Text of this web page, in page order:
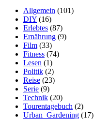
Allgemein (101)
DIY (16)
Erlebtes (87)
Ernährung (9)
Film (33)
Fitness (74)
Lesen (1)
Politik (2)
Reise (23)
Serie (9)
Technik (20)
Tourentagebuch (2)
Urban_Gardening (17)